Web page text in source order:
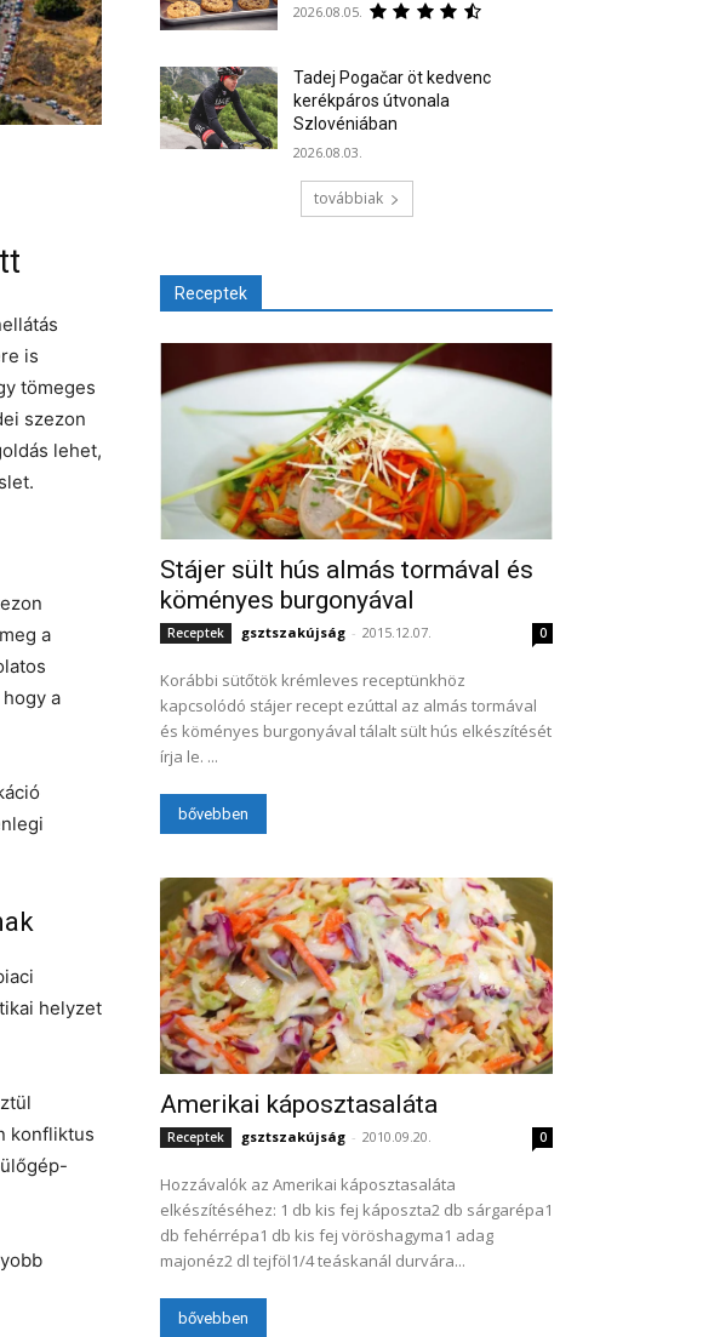
is
tömeges
szezon
lehet,
a
a
helyzet
konfliktus
2026.08.05.
Tadej Pogačar öt kedvenc
kerékpáros útvonala
Szlovéniában
2026.08.03.
továbbiak
Receptek
Stájer sült hús almás tormával és
köményes burgonyával
Receptek gsztszakújság - 2015.12.07. 0
Korábbi sütőtök krémleves receptünkhöz
kapcsolódó stájer recept ezúttal az almás tormával
és köményes burgonyával tálalt sült hús elkészítését
írja le. ...
bővebben
Amerikai káposztasaláta
Receptek gsztszakújság - 2010.09.20. 0
Hozzávalók az Amerikai káposztasaláta
elkészítéséhez: 1 db kis fej káposzta2 db sárgarépa1
db fehérrépa1 db kis fej vöröshagyma1 adag
majonéz2 dl tejföl1/4 teáskanál durvára...
bővebben